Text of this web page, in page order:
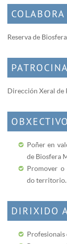
COLABORA
Reserva de
PATROCINA
Dirección Xeral de
Poñer en
de Biosfera
Promover o
do territorio.
DIRIXIDO